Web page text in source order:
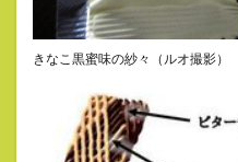
きなこ黒蜜味の紗々（ルオ撮影）